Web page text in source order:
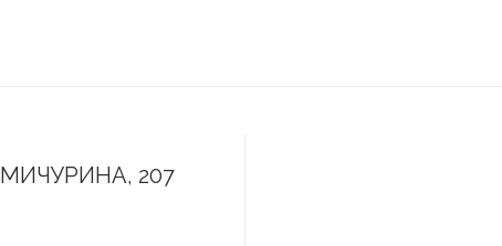
МИЧУРИНА, 207